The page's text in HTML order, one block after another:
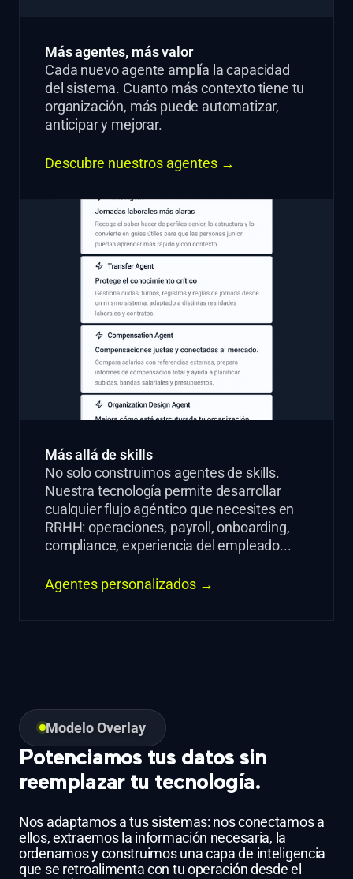
Más agentes, más valor
Cada nuevo agente amplía la capacidad
del sistema. Cuanto más contexto tiene tu
organización, más puede automatizar,
anticipar y mejorar.
Descubre nuestros agentes →
Más allá de skills
No solo construimos agentes de skills.
Nuestra tecnología permite desarrollar
cualquier flujo agéntico que necesites en
RRHH: operaciones, payroll, onboarding,
compliance, experiencia del empleado...
Agentes personalizados →
Modelo Overlay
Potenciamos tus datos sin
reemplazar tu tecnología.
Nos adaptamos a tus sistemas: nos conectamos a
ellos, extraemos la información necesaria, la
ordenamos y construimos una capa de inteligencia
que se retroalimenta con tu operación desde el